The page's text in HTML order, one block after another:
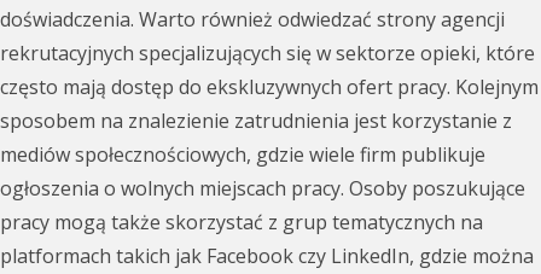
doświadczenia. Warto również odwiedzać strony agencji
rekrutacyjnych specjalizujących się w sektorze opieki, które
często mają dostęp do ekskluzywnych ofert pracy. Kolejnym
sposobem na znalezienie zatrudnienia jest korzystanie z
mediów społecznościowych, gdzie wiele firm publikuje
ogłoszenia o wolnych miejscach pracy. Osoby poszukujące
pracy mogą także skorzystać z grup tematycznych na
platformach takich jak Facebook czy LinkedIn, gdzie można